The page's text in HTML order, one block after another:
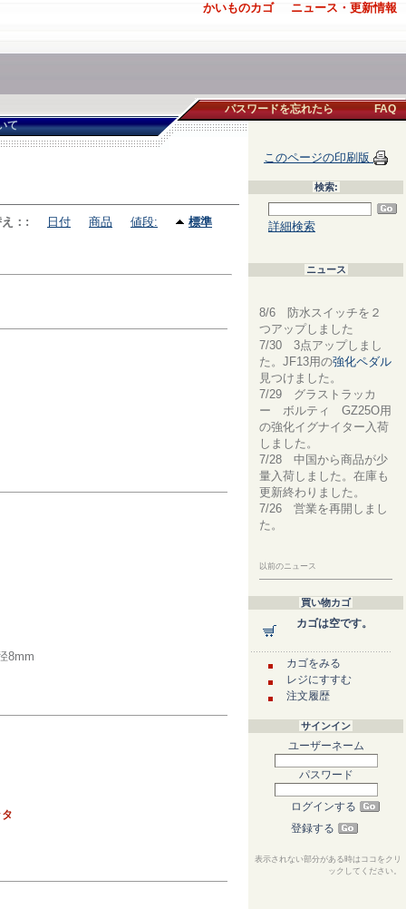
かいものカゴ ニュース・更新情報
て
パスワードを忘れたら FAQ
：: 日付 商品 値段: 標準
8mm
このページの印刷版
検索:
詳細検索
ニュース
8/6 防水スイッチを２
つアップしました
7/30 3点アップしまし
た。JF13用の強化ペダル
見つけました。
7/29 グラストラッカ
ー ボルティ GZ25O用
の強化イグナイター入荷
しました。
7/28 中国から商品が少
量入荷しました。在庫も
更新終わりました。
7/26 営業を再開しまし
た。
以前のニュース
買い物カゴ
カゴは空です。
カゴをみる
レジにすすむ
注文履歴
サインイン
ユーザーネーム
パスワード
ログインする
登録する
表示されない部分がある時はココをクリ
ックしてください。